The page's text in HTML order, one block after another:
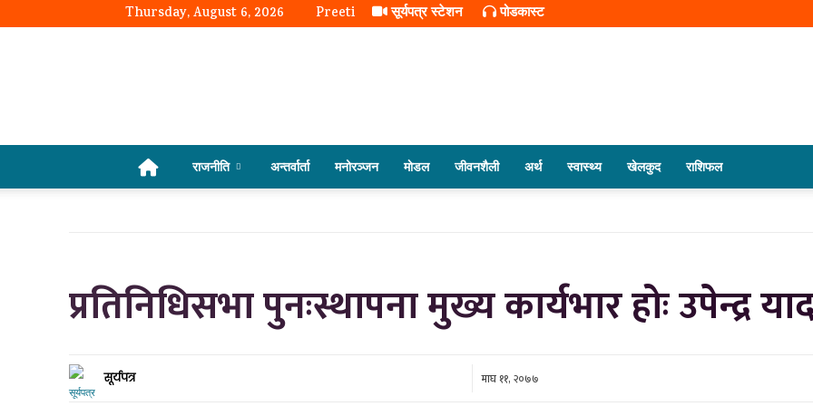
Thursday, August 6, 2026 Preeti सूर्यपत्र स्टेशन पोडकास्ट
सूर्यपत्र
राजनीति अन्तर्वार्ता मनोरञ्जन माेडल जीवनशैली अर्थ स्वास्थ्य खेलकुद राशिफल
प्रतिनिधिसभा पुनःस्थापना मुख्य कार्यभार होः उपेन्द्र
सूर्यपत्र माघ ११, २०७७